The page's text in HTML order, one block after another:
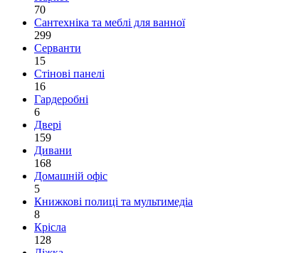
70
Сантехніка та меблі для ванної
299
Серванти
15
Стінові панелі
16
Гардеробні
6
Двері
159
Дивани
168
Домашній офіс
5
Книжкові полиці та мультимедіа
8
Крісла
128